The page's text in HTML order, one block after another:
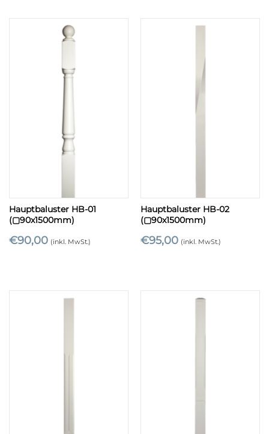
Hauptbaluster HB-01
(▢90x1500mm)
€90,00 (inkl. MwSt.)
Hauptbaluster HB-02
(▢90x1500mm)
€95,00 (inkl. MwSt.)